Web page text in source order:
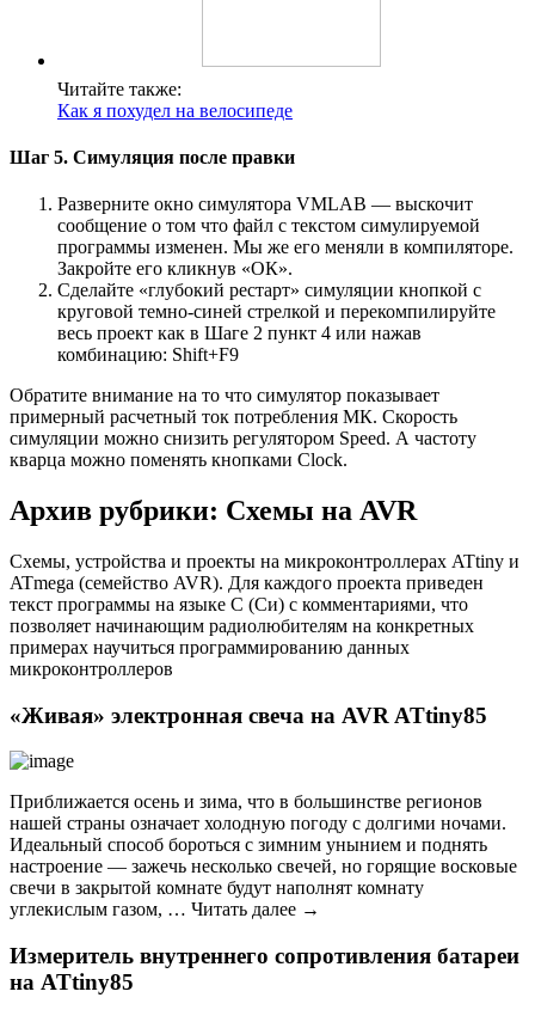
Читайте также:
Как я похудел на велосипеде
Шаг 5. Симуляция после правки
Разверните окно симулятора VMLAB — выскочит
сообщение о том что файл с текстом симулируемой
программы изменен. Мы же его меняли в компиляторе.
Закройте его кликнув «ОК».
Сделайте «глубокий рестарт» симуляции кнопкой с
круговой темно-синей стрелкой и перекомпилируйте
весь проект как в Шаге 2 пункт 4 или нажав
комбинацию: Shift+F9
Обратите внимание на то что симулятор показывает
примерный расчетный ток потребления МК. Скорость
симуляции можно снизить регулятором Speed. А частоту
кварца можно поменять кнопками Clock.
Архив рубрики: Схемы на AVR
Схемы, устройства и проекты на микроконтроллерах ATtiny и
ATmega (семейство AVR). Для каждого проекта приведен
текст программы на языке С (Си) с комментариями, что
позволяет начинающим радиолюбителям на конкретных
примерах научиться программированию данных
микроконтроллеров
«Живая» электронная свеча на AVR ATtiny85
Приближается осень и зима, что в большинстве регионов
нашей страны означает холодную погоду с долгими ночами.
Идеальный способ бороться с зимним унынием и поднять
настроение — зажечь несколько свечей, но горящие восковые
свечи в закрытой комнате будут наполнят комнату
углекислым газом, … Читать далее →
Измеритель внутреннего сопротивления батареи
на ATtiny85